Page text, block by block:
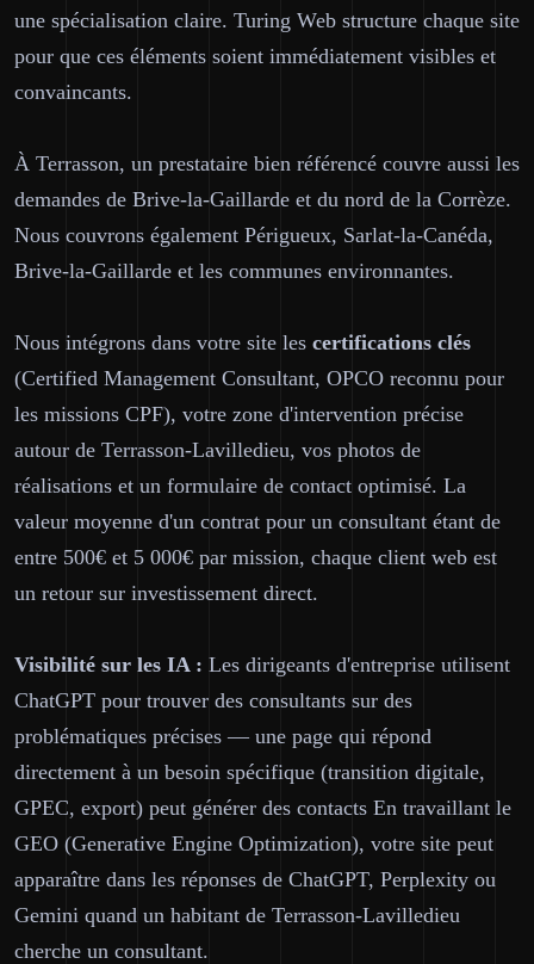
une spécialisation claire. Turing Web structure chaque site
pour que ces éléments soient immédiatement visibles et
convaincants.
À Terrasson, un prestataire bien référencé couvre aussi les
demandes de Brive-la-Gaillarde et du nord de la Corrèze.
Nous couvrons également Périgueux, Sarlat-la-Canéda,
Brive-la-Gaillarde et les communes environnantes.
Nous intégrons dans votre site les certifications clés
(Certified Management Consultant, OPCO reconnu pour
les missions CPF), votre zone d'intervention précise
autour de Terrasson-Lavilledieu, vos photos de
réalisations et un formulaire de contact optimisé. La
valeur moyenne d'un contrat pour un consultant étant de
entre 500€ et 5 000€ par mission, chaque client web est
un retour sur investissement direct.
Visibilité sur les IA : Les dirigeants d'entreprise utilisent
ChatGPT pour trouver des consultants sur des
problématiques précises — une page qui répond
directement à un besoin spécifique (transition digitale,
GPEC, export) peut générer des contacts En travaillant le
GEO (Generative Engine Optimization), votre site peut
apparaître dans les réponses de ChatGPT, Perplexity ou
Gemini quand un habitant de Terrasson-Lavilledieu
cherche un consultant.